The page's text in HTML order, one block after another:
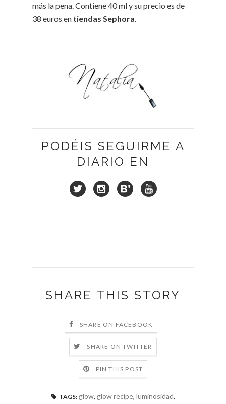
más la pena. Contiene 40 ml y su precio es de
38 euros en tiendas Sephora.
PODÉIS SEGUIRME A
DIARIO EN
SHARE THIS STORY
SHARE ON FACEBOOK
SHARE ON TWITTER
PIN THIS POST
TAGS: glow, glow recipe, luminosidad,